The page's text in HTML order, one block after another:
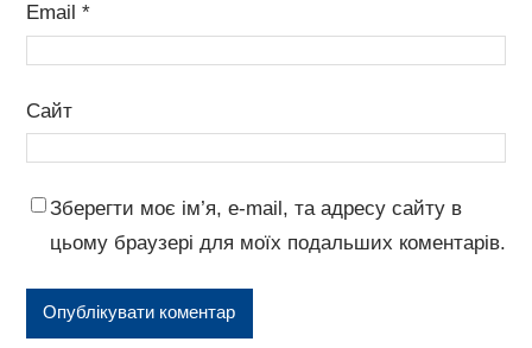
Email *
Сайт
Зберегти моє ім’я, e-mail, та адресу сайту в
цьому браузері для моїх подальших коментарів.